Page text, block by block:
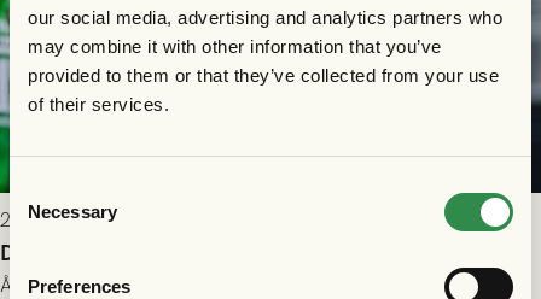
our social media, advertising and analytics partners who
may combine it with other information that you’ve
provided to them or that they’ve collected from your use
of their services.
Consent
Selection
Necessary
Preferences
2026-07-26 21:00
Delad poäng mot Halmstads BK
Åter i Allsvenskan stod Halmstads BK för motståndet i en